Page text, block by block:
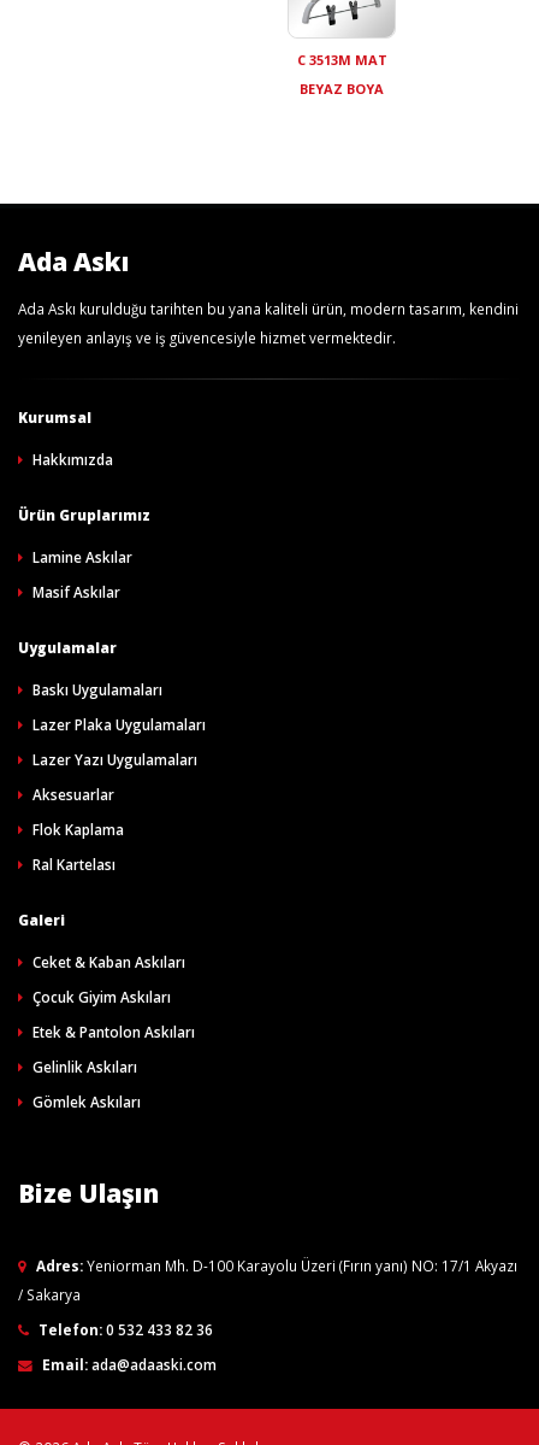
C 3513M MAT
BEYAZ BOYA
Ada Askı
Ada Askı kurulduğu tarihten bu yana kaliteli ürün, modern tasarım, kendini
yenileyen anlayış ve iş güvencesiyle hizmet vermektedir.
Kurumsal
Hakkımızda
Ürün Gruplarımız
Lamine Askılar
Masif Askılar
Uygulamalar
Baskı Uygulamaları
Lazer Plaka Uygulamaları
Lazer Yazı Uygulamaları
Aksesuarlar
Flok Kaplama
Ral Kartelası
Galeri
Ceket & Kaban Askıları
Çocuk Giyim Askıları
Etek & Pantolon Askıları
Gelinlik Askıları
Gömlek Askıları
Bize Ulaşın
Adres:Yeniorman Mh. D-100 Karayolu Üzeri (Fırın yanı) NO: 17/1 Akyazı
/ Sakarya
Telefon:0 532 433 82 36
Email:ada@adaaski.com